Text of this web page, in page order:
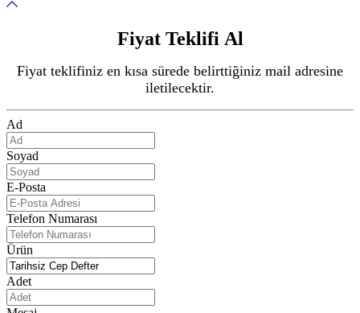
Fiyat Teklifi Al
Fiyat teklifiniz en kısa sürede belirttiğiniz mail adresine
iletilecektir.
Ad
Soyad
E-Posta
Telefon Numarası
Ürün
Adet